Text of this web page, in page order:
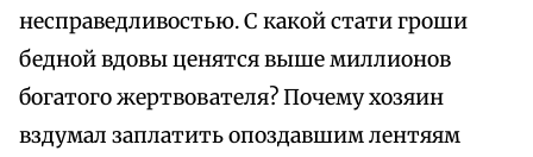
несправедливостью. С какой стати гроши
бедной вдовы ценятся выше миллионов
богатого жертвователя? Почему хозяин
вздумал заплатить опоздавшим лентяям